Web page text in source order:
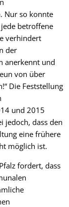
Nur so konnte
betroffene
verhindert
der
anerkennt und
von über
Die Feststellung
und 2015
jedoch, dass den
eine frühere
möglich ist.
fordert, dass